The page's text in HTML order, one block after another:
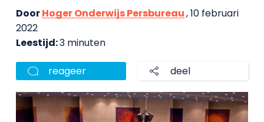
DoorHoger Onderwijs Persbureau, 10 februari
2022
Leestijd:3 minuten
reageer deel